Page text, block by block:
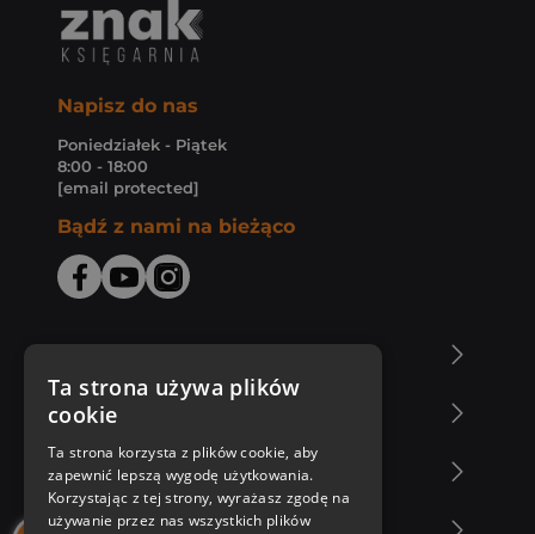
Napisz do nas
Poniedziałek - Piątek
8:00 - 18:00
[email protected]
Bądź z nami na bieżąco
Zakupy u nas
Nasza oferta
Ta strona używa plików
cookie
Ta strona korzysta z plików cookie, aby
zapewnić lepszą wygodę użytkowania.
Korzystając z tej strony, wyrażasz zgodę na
używanie przez nas wszystkich plików